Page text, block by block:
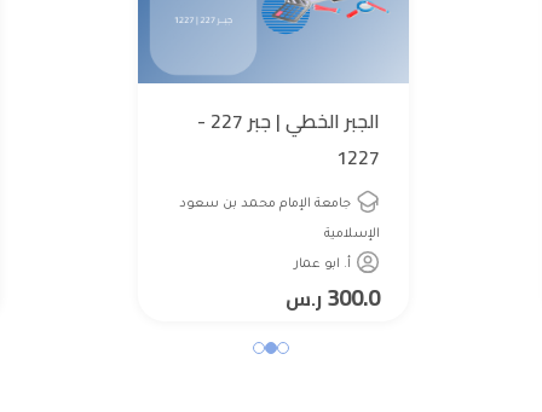
الجبر الخطي | جبر 227 -
1227
جامعة الإمام محمد بن سعود
الإسلامية
أ. ابو عمار
300.0ر.س